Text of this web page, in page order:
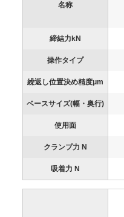
名称
締結力kN
操作タイプ
繰返し位置決め精度μm
ベースサイズ(幅・奥行)
使用面
クランプ力 N
吸着力 N